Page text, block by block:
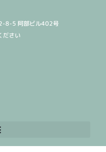
8-5 阿部ビル402号
ださい